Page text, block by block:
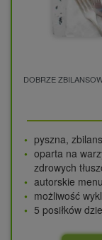
DOBRZE
pyszna,
oparta na
zdrowych
autorskie
możliwość
5 posiłków